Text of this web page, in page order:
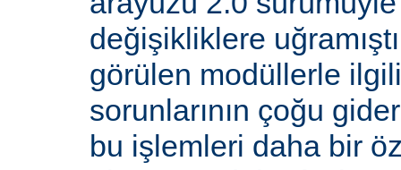
değişikliklere
görülen modüllerle
sorunlarının çoğu
bu işlemleri daha bir